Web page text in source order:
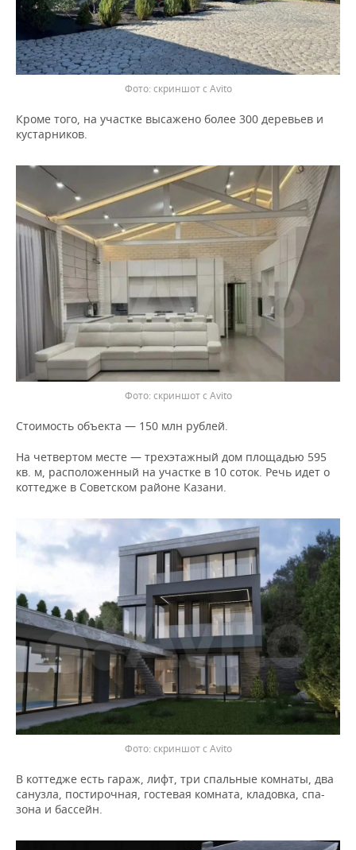
ВОЛЕЙБОЛ
КИБЕРСПОРТ
ВОДНЫЕ ВИДЫ СПОРТА
ХОККЕЙ С МЯЧОМ
ИСТОРИЯ
КУЛЬТУРА
ОБРАЗОВАНИЕ
ПРОИСШЕСТВИЯ
СПИСОК ПЕРСОН
СПИСОК КОМПАНИЙ
ПОЛНАЯ ВЕРСИЯ
скриншот с Avito
Кроме того, на участке высажено более 300 деревьев и
кустарников.
скриншот с Avito
Стоимость объекта — 150 млн рублей.
На четвертом месте — трехэтажный дом площадью 595
кв. м, расположенный на участке в 10 соток. Речь идет о
коттедже в Советском районе Казани.
скриншот с Avito
В коттедже есть гараж, лифт, три спальные комнаты, два
санузла, постирочная, гостевая комната, кладовка, спа-
зона и бассейн.